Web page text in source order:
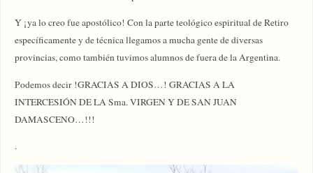
Y ¡ya lo creo fue apostólico! Con la parte teológico espiritual de Retiro
específicamente y de técnica llegamos a mucha gente de diversas
provincias, como también tuvimos alumnos de fuera de la Argentina.
Podemos decir !GRACIAS A DIOS…! GRACIAS A LA
INTERCESIÓN DE LA Sma. VIRGEN Y DE SAN JUAN
DAMASCENO…!!!
.